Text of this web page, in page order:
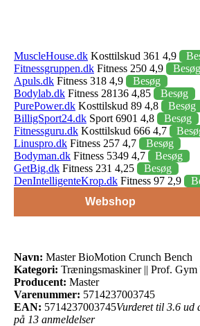
MuscleHouse.dk Kosttilskud 361 4,9
Fitnessgruppen.dk Fitness 250 4,9
Besøg
Apuls.dk Fitness 318 4,9
Besøg
Bodylab.dk Fitness 28136 4,85
Besøg
PurePower.dk Kosttilskud 89 4,8
Besøg
BilligSport24.dk Sport 6901 4,8
Besøg
Fitnessguru.dk Kosttilskud 666 4,7
Linuspro.dk Fitness 257 4,7
Besøg
Bodyman.dk Fitness 5349 4,7
Besøg
GetBig.dk Fitness 231 4,25
Besøg
DenIntelligenteKrop.dk Fitness 97 2,9
Webshop
Navn: Master BioMotion Crunch Bench
Kategori: Træningsmaskiner || Prof.
Producent: Master
Varenummer: 5714237003745
EAN: 5714237003745Vurderet til 3.6 ud
på 13 anmeldelser